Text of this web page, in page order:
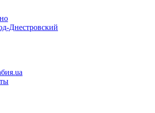
Днестровский